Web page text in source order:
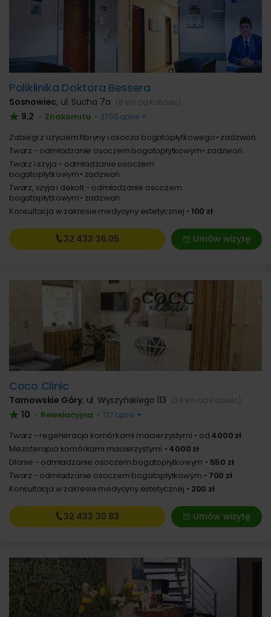
Poliklinika Doktora Bessera
Sosnowiec, ul. Sucha 7a (8 km od Katowic)
9,2 • Znakomita • 3755 opinii
Zabiegi z użyciem fibryny i osocza bogatopłytkowego zadzwoń
Twarz - odmładzanie osoczem bogatopłytkowym zadzwoń
Twarz i szyja - odmładzanie osoczem
bogatopłytkowym zadzwoń
Twarz, szyja i dekolt - odmładzanie osoczem
bogatopłytkowym zadzwoń
Konsultacja w zakresie medycyny estetycznej
100 zł
Umów wizytę
32 433 36 05
Coco Clinic
Tarnowskie Góry, ul. Wyszyńskiego 113 (24 km od Katowic)
10 • Rewelacyjna • 127 opinii
Twarz - regeneracja komórkami macierzystymi od 4000 zł
Mezoterapia komórkami macierzystymi
4000 zł
Dłonie - odmładzanie osoczem bogatopłytkowym
550 zł
Twarz - odmładzanie osoczem bogatopłytkowym
700 zł
Konsultacja w zakresie medycyny estetycznej
200 zł
Umów wizytę
32 433 30 83